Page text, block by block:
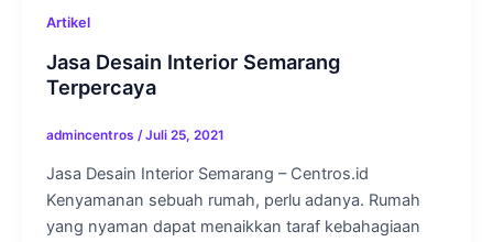
Artikel
Jasa Desain Interior Semarang
Terpercaya
admincentros /Juli 25, 2021
Jasa Desain Interior Semarang – Centros.id
Kenyamanan sebuah rumah, perlu adanya. Rumah
yang nyaman dapat menaikkan taraf kebahagiaan